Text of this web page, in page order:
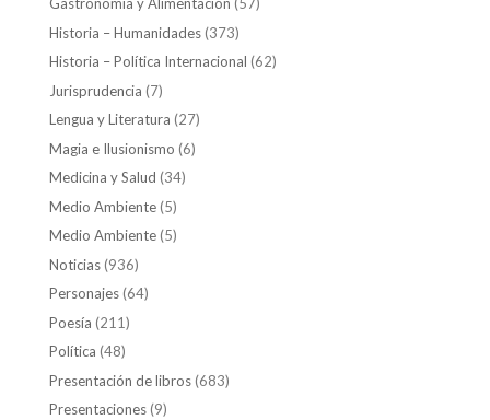
Gastronomía y Alimentación (57)
Historia – Humanidades(373)
Historia – Política Internacional (62)
Jurisprudencia (7)
Lengua y Literatura (27)
Magia e Ilusionismo (6)
Medicina y Salud (34)
Medio Ambiente(5)
Medio Ambiente(5)
Noticias(936)
Personajes(64)
Poesía (211)
Política (48)
Presentación de libros(683)
Presentaciones(9)